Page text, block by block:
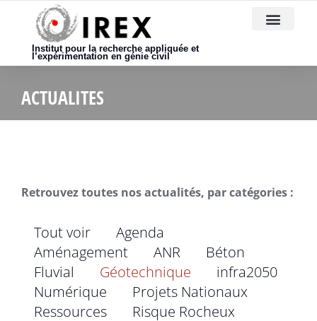
Institut pour la recherche appliquée et
l’expérimentation en génie civil
ACTUALITES
Retrouvez toutes nos actualités, par catégories :
Tout voir
Agenda
Aménagement
ANR
Béton
Fluvial
Géotechnique
infra2050
Numérique
Projets Nationaux
Ressources
Risque Rocheux